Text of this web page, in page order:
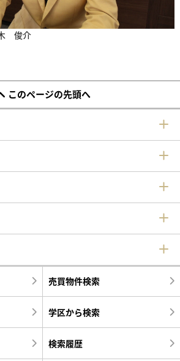
俊介
このページの先頭へ
売買物件検索
学区から検索
検索履歴